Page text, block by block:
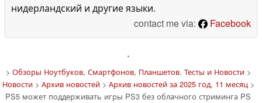
нидерландский и другие языки.
contact me via:
Facebook
'
> Обзоры Ноутбуков, Смартфонов, Планшетов. Тесты и Новости>
Новости> Архив новостей> Архив новостей за 2025 год, 11 месяц >
PS5 может поддерживать игры PS3 без облачного стриминга PS